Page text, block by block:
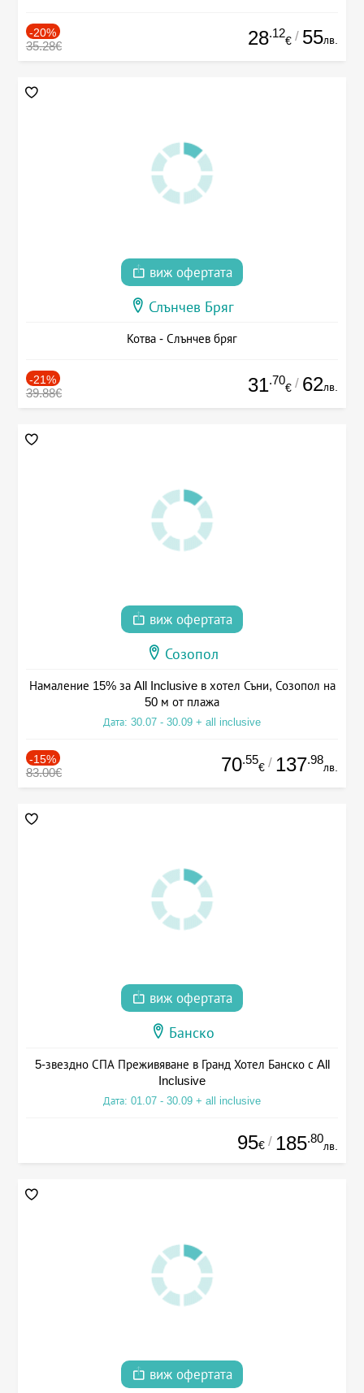
-20%
35.28€ 28.12
€ / 55лв.
виж офертата
Слънчев Бряг
Котва - Слънчев бряг
-21%
39.88€ 31.70
€ / 62лв.
виж офертата
Созопол
Намаление 15% за All Inclusive в хотел Съни, Созопол на
50 м от плажа
Дата: 30.07 - 30.09 + all inclusive
-15%
83.00€ 70.55
€ / 137.98
лв.
виж офертата
Банско
5-звездно СПА Преживяване в Гранд Хотел Банско с All
Inclusive
Дата: 01.07 - 30.09 + all inclusive
95€ / 185.80
лв.
виж офертата